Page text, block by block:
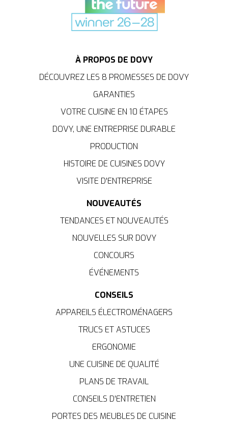
À PROPOS DE DOVY
DÉCOUVREZ LES 8 PROMESSES DE DOVY
GARANTIES
VOTRE CUISINE EN 10 ÉTAPES
DOVY, UNE ENTREPRISE DURABLE
PRODUCTION
HISTOIRE DE CUISINES DOVY
VISITE D'ENTREPRISE
NOUVEAUTÉS
TENDANCES ET NOUVEAUTÉS
NOUVELLES SUR DOVY
CONCOURS
ÉVÉNEMENTS
CONSEILS
APPAREILS ÉLECTROMÉNAGERS
TRUCS ET ASTUCES
ERGONOMIE
UNE CUISINE DE QUALITÉ
PLANS DE TRAVAIL
CONSEILS D'ENTRETIEN
PORTES DES MEUBLES DE CUISINE